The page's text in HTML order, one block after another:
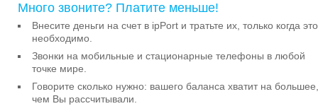
Много звоните? Платите меньше!
Внесите деньги на счет в ipPort и тратьте их, только когда это
необходимо.
Звонки на мобильные и стационарные телефоны в любой
точке мире.
Говорите сколько нужно: вашего баланса хватит на большее,
чем Вы рассчитывали.